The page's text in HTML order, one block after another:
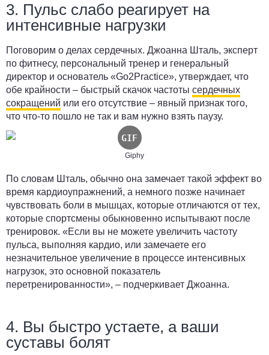
3. Пульс слабо реагирует на
интенсивные нагрузки
Поговорим о делах сердечных. Джоанна Шталь, эксперт
по фитнесу, персональный тренер и генеральный
директор и основатель «Go2Practice», утверждает, что
обе крайности – быстрый скачок частоты сердечных
сокращений или его отсутствие – явный признак того,
что что-то пошло не так и вам нужно взять паузу.
Giphy
По словам Шталь, обычно она замечает такой эффект во
время кардиоупражнений, а немного позже начинает
чувствовать боли в мышцах, которые отличаются от тех,
которые спортсмены обыкновенно испытывают после
тренировок. «Если вы не можете увеличить частоту
пульса, выполняя кардио, или замечаете его
незначительное увеличение в процессе интенсивных
нагрузок, это основной показатель
перетренированности», – подчеркивает Джоанна.
4. Вы быстро устаете, а ваши
суставы болят